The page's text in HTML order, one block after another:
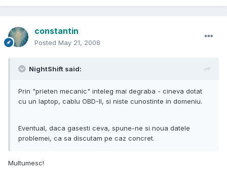
constantin
Posted May 21, 2008
NightShift said:
Prin "prieten mecanic" inteleg mai degraba - cineva dotat
cu un laptop, cablu OBD-II, si niste cunostinte in domeniu.
Eventual, daca gasesti ceva, spune-ne si noua datele
problemei, ca sa discutam pe caz concret.
Multumesc!